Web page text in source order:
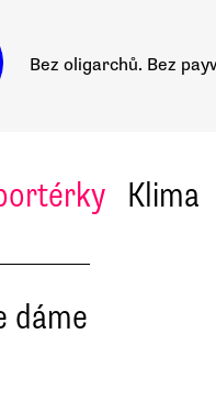
Bez oligarchů. Bez
Klima
dáme